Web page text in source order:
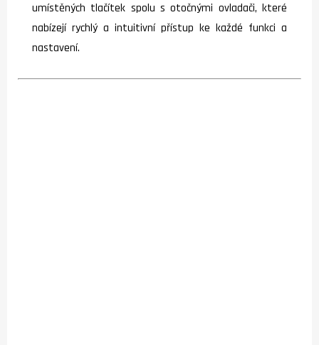
umístěných tlačítek spolu s otočnými ovladači, které
nabízejí rychlý a intuitivní přístup ke každé funkci a
nastavení.